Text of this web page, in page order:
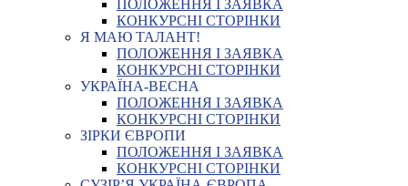
ПОЛОЖЕННЯ І ЗАЯВКА
КОНКУРСНІ СТОРІНКИ
Я МАЮ ТАЛАНТ!
ПОЛОЖЕННЯ І ЗАЯВКА
КОНКУРСНІ СТОРІНКИ
УКРАЇНА-ВЕСНА
ПОЛОЖЕННЯ І ЗАЯВКА
КОНКУРСНІ СТОРІНКИ
ЗІРКИ ЄВРОПИ
ПОЛОЖЕННЯ І ЗАЯВКА
КОНКУРСНІ СТОРІНКИ